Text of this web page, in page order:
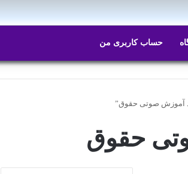
حساب کاربری من
آموزش صوتی حقوق”
حقوق